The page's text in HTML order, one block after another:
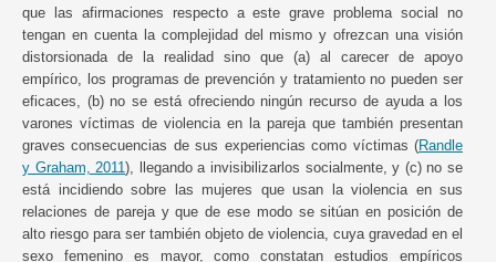
que las afirmaciones respecto a este grave problema social no
tengan en cuenta la complejidad del mismo y ofrezcan una visión
distorsionada de la realidad sino que (a) al carecer de apoyo
empírico, los programas de prevención y tratamiento no pueden ser
eficaces, (b) no se está ofreciendo ningún recurso de ayuda a los
varones víctimas de violencia en la pareja que también presentan
graves consecuencias de sus experiencias como víctimas (Randle
y Graham, 2011), llegando a invisibilizarlos socialmente, y (c) no se
está incidiendo sobre las mujeres que usan la violencia en sus
relaciones de pareja y que de ese modo se sitúan en posición de
alto riesgo para ser también objeto de violencia, cuya gravedad en el
sexo femenino es mayor, como constatan estudios empíricos